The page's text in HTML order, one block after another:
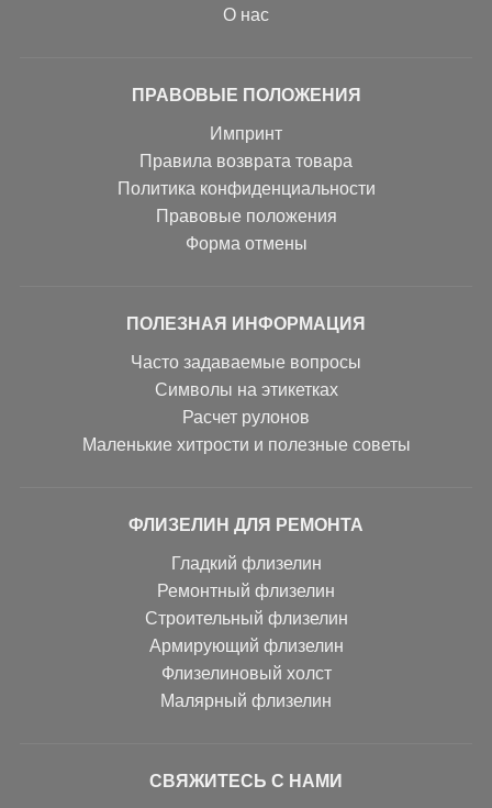
О нас
ПРАВОВЫЕ ПОЛОЖЕНИЯ
Импринт
Правила возврата товара
Политика конфиденциальности
Правовые положения
Форма отмены
ПОЛЕЗНАЯ ИНФОРМАЦИЯ
Часто задаваемые вопросы
Символы на этикетках
Расчет рулонов
Маленькие хитрости и полезные советы
ФЛИЗЕЛИН ДЛЯ РЕМОНТА
Гладкий флизелин
Ремонтный флизелин
Строительный флизелин
Армирующий флизелин
Флизелиновый холст
Малярный флизелин
СВЯЖИТЕСЬ С НАМИ